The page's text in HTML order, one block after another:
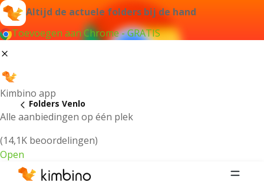
Altijd de actuele folders bij de hand
Toevoegen aan Chrome - GRATIS
Kimbino app
Alle aanbiedingen op één plek
(14,1K beoordelingen)
Open
Folders Venlo